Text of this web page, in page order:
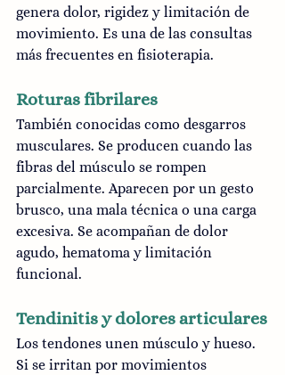
genera dolor, rigidez y limitación de
movimiento. Es una de las consultas
más frecuentes en fisioterapia.
Roturas fibrilares
También conocidas como desgarros
musculares. Se producen cuando las
fibras del músculo se rompen
parcialmente. Aparecen por un gesto
brusco, una mala técnica o una carga
excesiva. Se acompañan de dolor
agudo, hematoma y limitación
funcional.
Tendinitis y dolores articulares
Los tendones unen músculo y hueso.
Si se irritan por movimientos